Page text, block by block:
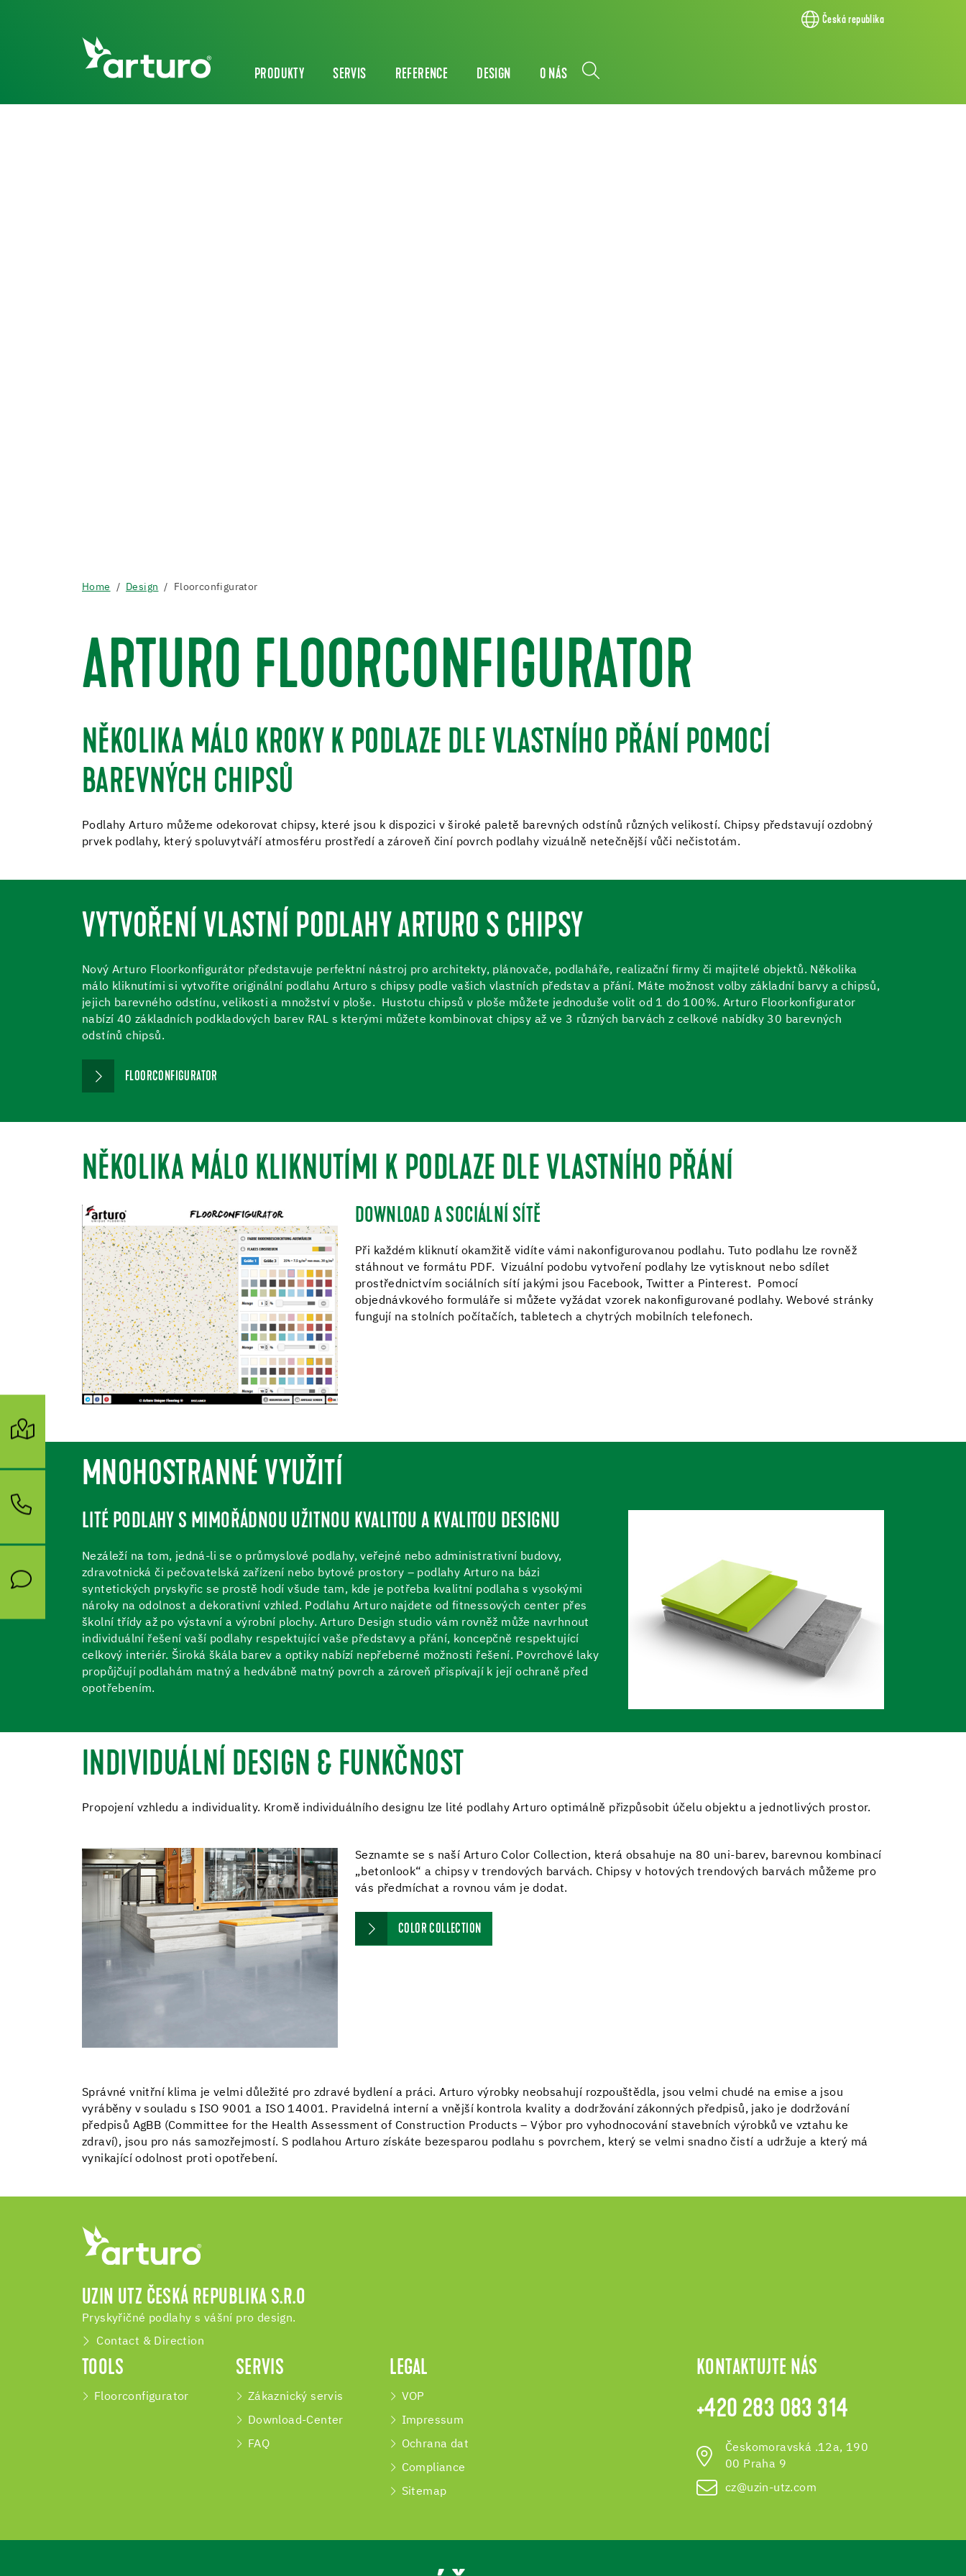
Česká republika
PRODUKTY SERVIS REFERENCE DESIGN O NÁS
Home Design Floorconfigurator
ARTURO FLOORCONFIGURATOR
NĚKOLIKA MÁLO KROKY K PODLAZE DLE VLASTNÍHO PŘÁNÍ POMOCÍ
BAREVNÝCH CHIPSŮ
Podlahy Arturo můžeme odekorovat chipsy, které jsou k dispozici v široké paletě barevných odstínů různých velikostí. Chipsy představují ozdobný
prvek podlahy, který spoluvytváří atmosféru prostředí a zároveň činí povrch podlahy vizuálně netečnější vůči nečistotám.
VYTVOŘENÍ VLASTNÍ PODLAHY ARTURO S CHIPSY
Nový Arturo Floorkonfigurátor představuje perfektní nástroj pro architekty, plánovače, podlaháře, realizační firmy či majitelé objektů. Několika
málo kliknutími si vytvoříte originální podlahu Arturo s chipsy podle vašich vlastních představ a přání. Máte možnost volby základní barvy a chipsů,
jejich barevného odstínu, velikosti a množství v ploše. Hustotu chipsů v ploše můžete jednoduše volit od 1 do 100%. Arturo Floorkonfigurator
nabízí 40 základních podkladových barev RAL s kterými můžete kombinovat chipsy až ve 3 různých barvách z celkové nabídky 30 barevných
odstínů chipsů.
FLOORCONFIGURATOR
NĚKOLIKA MÁLO KLIKNUTÍMI K PODLAZE DLE VLASTNÍHO PŘÁNÍ
DOWNLOAD A SOCIÁLNÍ SÍTĚ
Při každém kliknutí okamžitě vidíte vámi nakonfigurovanou podlahu. Tuto podlahu lze rovněž
stáhnout ve formátu PDF. Vizuální podobu vytvoření podlahy lze vytisknout nebo sdílet
prostřednictvím sociálních sítí jakými jsou Facebook, Twitter a Pinterest. Pomocí
objednávkového formuláře si můžete vyžádat vzorek nakonfigurované podlahy. Webové stránky
fungují na stolních počítačích, tabletech a chytrých mobilních telefonech.
MNOHOSTRANNÉ VYUŽITÍ
LITÉ PODLAHY S MIMOŘÁDNOU UŽITNOU KVALITOU A KVALITOU DESIGNU
Nezáleží na tom, jedná-li se o průmyslové podlahy, veřejné nebo administrativní budovy,
zdravotnická či pečovatelská zařízení nebo bytové prostory – podlahy Arturo na bázi
syntetických pryskyřic se prostě hodí všude tam, kde je potřeba kvalitní podlaha s vysokými
nároky na odolnost a dekorativní vzhled. Podlahu Arturo najdete od fitnessových center přes
školní třídy až po výstavní a výrobní plochy. Arturo Design studio vám rovněž může navrhnout
individuální řešení vaší podlahy respektující vaše představy a přání, koncepčně respektující
celkový interiér. Široká škála barev a optiky nabízí nepřeberné možnosti řešení. Povrchové laky
propůjčují podlahám matný a hedvábně matný povrch a zároveň přispívají k její ochraně před
opotřebením.
INDIVIDUÁLNÍ DESIGN & FUNKČNOST
Propojení vzhledu a individuality. Kromě individuálního designu lze lité podlahy Arturo optimálně přizpůsobit účelu objektu a jednotlivých prostor.
Seznamte se s naší Arturo Color Collection, která obsahuje na 80 uni-barev, barevnou kombinací
„betonlook“ a chipsy v trendových barvách. Chipsy v hotových trendových barvách můžeme pro
vás předmíchat a rovnou vám je dodat.
COLOR COLLECTION
Správné vnitřní klima je velmi důležité pro zdravé bydlení a práci. Arturo výrobky neobsahují rozpouštědla, jsou velmi chudé na emise a jsou
vyráběny v souladu s ISO 9001 a ISO 14001. Pravidelná interní a vnější kontrola kvality a dodržování zákonných předpisů, jako je dodržování
předpisů AgBB (Committee for the Health Assessment of Construction Products – Výbor pro vyhodnocování stavebních výrobků ve vztahu ke
zdraví), jsou pro nás samozřejmostí. S podlahou Arturo získáte bezesparou podlahu s povrchem, který se velmi snadno čistí a udržuje a který má
vynikající odolnost proti opotřebení.
UZIN UTZ ČESKÁ REPUBLIKA S.R.O
Pryskyřičné podlahy s vášní pro design.
Contact & Direction
TOOLS
Floorconfigurator
SERVIS
Zákaznický servis
Download-Center
FAQ
LEGAL
VOP
Impressum
Ochrana dat
Compliance
Sitemap
KONTAKTUJTE NÁS
+420 283 083 314
Českomoravská .12a, 190
00 Praha 9
cz@uzin-utz.com